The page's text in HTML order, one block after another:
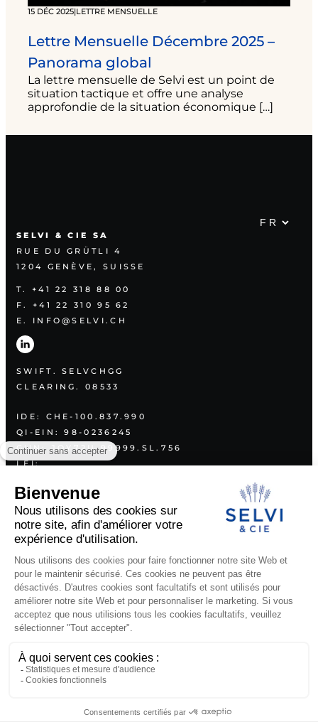
15 DÉC 2025|LETTRE MENSUELLE
Lettre Mensuelle Décembre 2025 –
Panorama global
La lettre mensuelle de Selvi est un point de
situation tactique et offre une analyse
approfondie de la situation économique […]
SELVI & CIE SA
RUE DU GRÜTLI 4
1204 GENÈVE, SUISSE
T. +41 22 318 88 00
F. +41 22 310 95 62
E. INFO@SELVI.CH
SWIFT. SELVCHGG
CLEARING. 08533
IDE: CHE-100.837.990
QI-EIN: 98-0236245
GIIN: JQY72U.99999.SL.756
LEI:
PLAN
SERVICES
VALEURS
COORDONNÉES
DOCUMENTS LÉGAUX
PUBLICATIONS
BUXUMLUNIC